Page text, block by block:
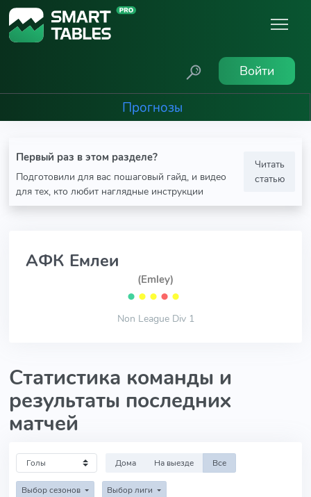
Войти
Прогнозы
Первый раз в этом разделе?
Подготовили для вас пошаговый гайд, и видео
для тех, кто любит наглядные инструкции
Читать
статью
АФК Емлеи
(Emley)
⬤ ⬤ ⬤ ⬤ ⬤
Non League Div 1
Статистика команды и
результаты последних
матчей
Дома На выезде Все
Выбор сезонов Выбор лиги